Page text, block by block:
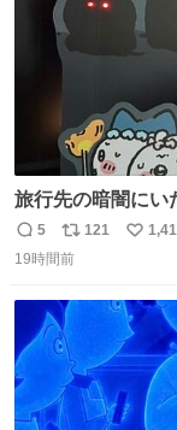
旅行先の暗闇にい
た 子どもたちも
感じのお話なんで
返
信
5
リ
ポ
ト
数
121
い
数
19時間前